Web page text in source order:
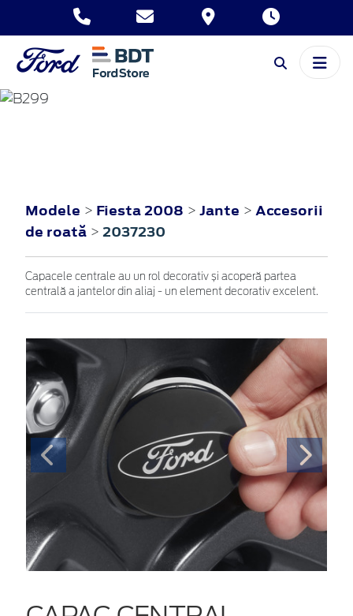
Modele > Fiesta 2008 > Jante > Accesorii
de roată > 2037230
Capacele centrale au un rol decorativ și acoperă partea
centrală a jantelor din aliaj - un element decorativ excelent.